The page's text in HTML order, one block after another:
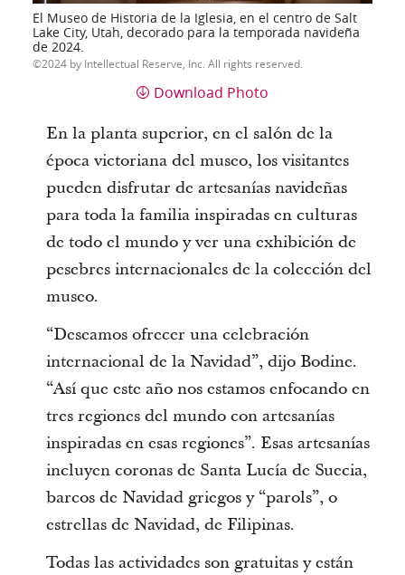
El Museo de Historia de la Iglesia, en el centro de Salt
Lake City, Utah, decorado para la temporada navideña
de 2024.
2024 by Intellectual Reserve, Inc. All rights reserved.
Download Photo
En la planta superior, en el salón de la
época victoriana del museo, los visitantes
pueden disfrutar de artesanías navideñas
para toda la familia inspiradas en culturas
de todo el mundo y ver una exhibición de
pesebres internacionales de la colección del
museo.
“Deseamos ofrecer una celebración
internacional de la Navidad”, dijo Bodine.
“Así que este año nos estamos enfocando en
tres regiones del mundo con artesanías
inspiradas en esas regiones”. Esas artesanías
incluyen coronas de Santa Lucía de Suecia,
barcos de Navidad griegos y “parols”, o
estrellas de Navidad, de Filipinas.
Todas las actividades son gratuitas y están